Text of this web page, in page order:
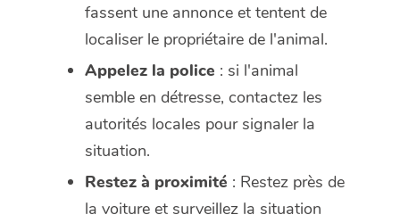
fassent une annonce et tentent de
localiser le propriétaire de l'animal.
Appelez la police : si l'animal
semble en détresse, contactez les
autorités locales pour signaler la
situation.
Restez à proximité : Restez près de
la voiture et surveillez la situation